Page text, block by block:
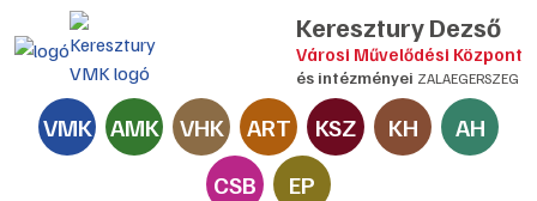
Keresztury Dezső
Városi Művelődési Központ
és intézményei ZALAEGERSZEG
VMK AMK VHK ART KSZ KH
AH
CSB
EP